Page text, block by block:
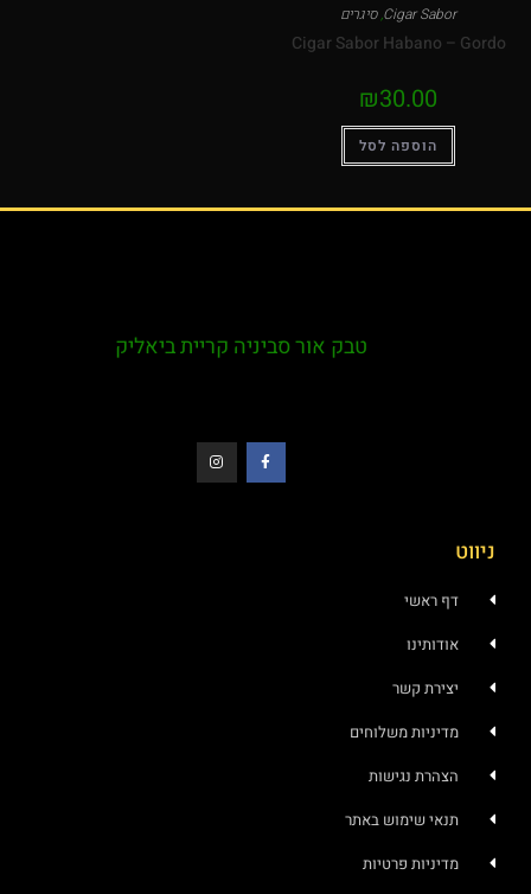
Cigar Sabor
,סיגרים
Cigar Sabor Habano – Gordo
₪30.00
הוספה לסל
טבק אור סביניה קריית ביאליק
ניווט
דף ראשי
אודותינו
יצירת קשר
מדיניות משלוחים
הצהרת נגישות
תנאי שימוש באתר
מדיניות פרטיות